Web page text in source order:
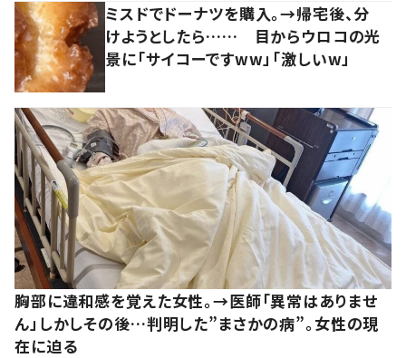
ミスドでドーナツを購入。→帰宅後、分
けようとしたら…… 目からウロコの光
景に「サイコーですww」「激しいw」
胸部に違和感を覚えた女性。→医師「異常はありませ
ん」しかしその後…判明した”まさかの病”。女性の現
在に迫る